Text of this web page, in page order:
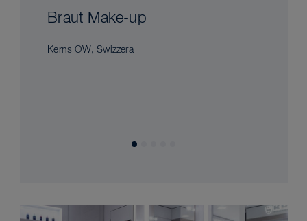
Braut Make-up
Kerns OW, Swizzera